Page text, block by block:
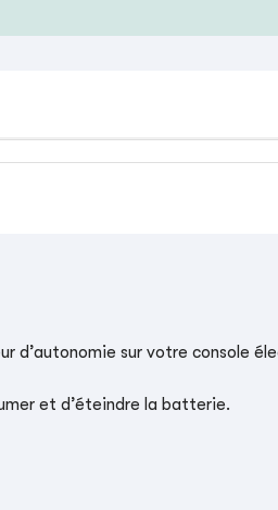
sur votre console
et d’éteindre la batterie.